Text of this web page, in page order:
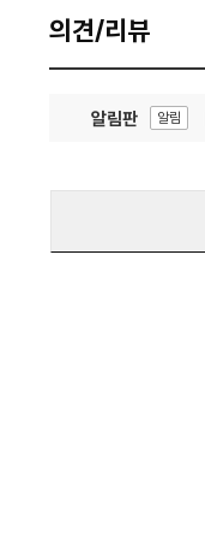
의견/리뷰
알림판 알림